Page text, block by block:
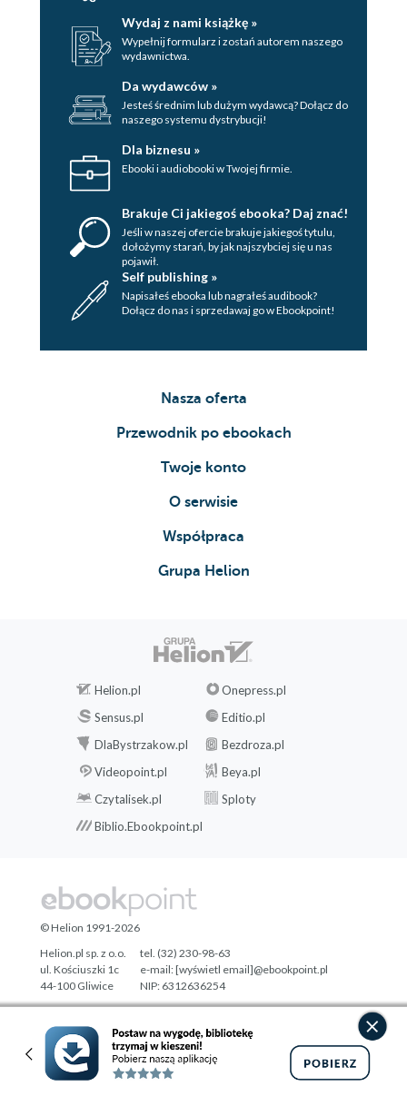
Wydaj z nami książkę »
Wypełnij formularz i zostań autorem naszego
wydawnictwa.
Da wydawców »
Jesteś średnim lub dużym wydawcą? Dołącz do
naszego systemu dystrybucji!
Dla biznesu »
Ebooki i audiobooki w Twojej firmie.
Brakuje Ci jakiegoś ebooka? Daj znać!
Jeśli w naszej ofercie brakuje jakiegoś tytulu,
dołożymy starań, by jak najszybciej się u nas
pojawił.
Self publishing »
Napisałeś ebooka lub nagrałeś audibook?
Dołącz do nas i sprzedawaj go w Ebookpoint!
Nasza oferta
Przewodnik po ebookach
Twoje konto
O serwisie
Współpraca
Grupa Helion
Helion.pl
Onepress.pl
Sensus.pl
Editio.pl
DlaBystrzakow.pl
Bezdroza.pl
Videopoint.pl
Beya.pl
Czytalisek.pl
Sploty
Biblio.Ebookpoint.pl
Designed with ♥ byTonik.pl
© Helion 1991-2026
Helion.pl sp. z o.o.
ul. Kościuszki 1c
44-100 Gliwice
tel. (32) 230-98-63
e-mail:[wyświetl email]@ebookpoint.pl
NIP: 6312636254
Regon: 241989027
Pełna wersja strony »